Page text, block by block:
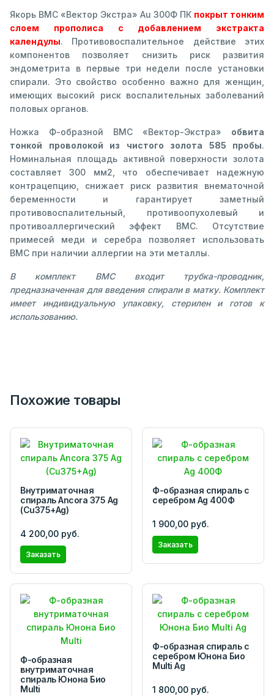
Якорь ВМС «Вектор Экстра» Аu 300Ф ПК покрыт тонким
слоем прополиса с добавлением экстракта
календулы. Противовоспалительное действие этих
компонентов позволяет снизить риск развития
эндометрита в первые три недели после установки
спирали. Это свойство особенно важно для женщин,
имеющих высокий риск воспалительных заболеваний
половых органов.
Ножка Ф-образной ВМС «Вектор-Экстра» обвита
тонкой проволокой из чистого золота 585 пробы.
Номинальная площадь активной поверхности золота
составляет 300 мм2, что обеспечивает надежную
контрацепцию, снижает риск развития внематочной
беременности и гарантирует заметный
противовоспалительный, противоопухолевый и
противоаллергический эффект ВМС. Отсутствие
примесей меди и серебра позволяет использовать
ВМС при наличии аллергии на эти металлы.
В комплект ВМС входит трубка-проводник,
предназначенная для введения спирали в матку. Комплект
имеет индивидуальную упаковку, стерилен и готов к
использованию.
Похожие товары
Внутриматочная
спираль Ancora 375 Ag
(Cu375+Ag)
4 200,00 руб.
Заказать
Ф-образная спираль с
серебром Ag 400Ф
1 900,00 руб.
Заказать
Ф-образная
внутриматочная
спираль Юнона Био
Multi
Ф-образная спираль с
серебром Юнона Био
Multi Ag
1 800,00 руб.